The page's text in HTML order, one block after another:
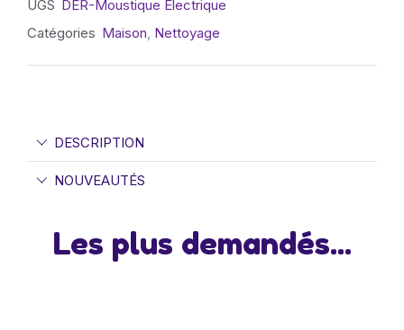
UGS DER-Moustique Électrique
Catégories Maison, Nettoyage
DESCRIPTION
NOUVEAUTÉS
Les plus demandés...